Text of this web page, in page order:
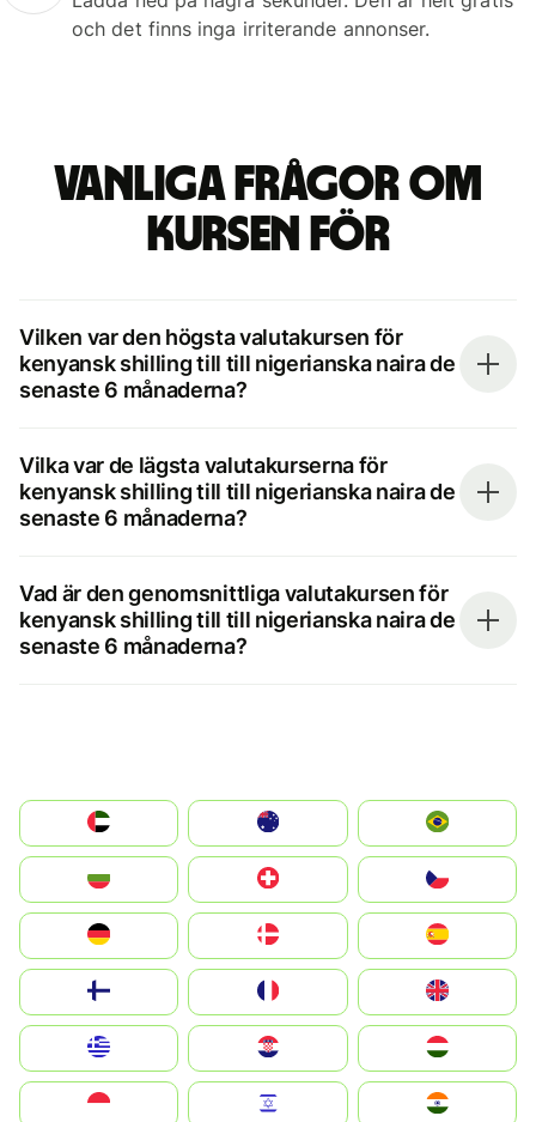
och det finns inga irriterande annonser.
Vanliga frågor om
kursen för
Vilken var den högsta valutakursen för
kenyansk shilling till till nigerianska naira de
senaste 6 månaderna?
Vilka var de lägsta valutakurserna för
kenyansk shilling till till nigerianska naira de
senaste 6 månaderna?
Vad är den genomsnittliga valutakursen för
kenyansk shilling till till nigerianska naira de
senaste 6 månaderna?
الإمارات العربية المتحدة
Switzerland
Deutschland
United Kingdom
Magyarország